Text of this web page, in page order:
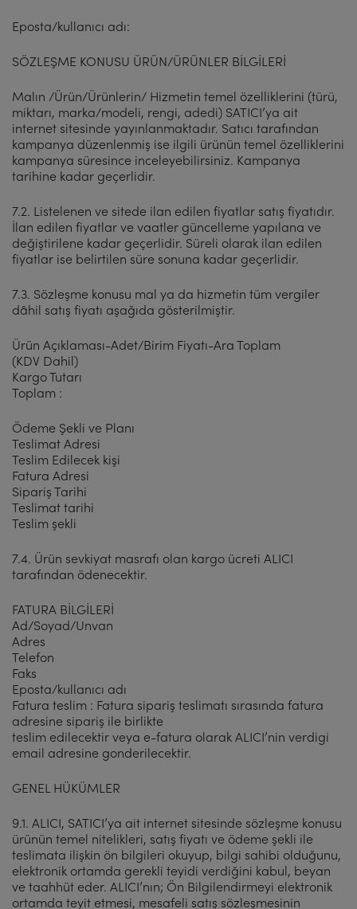
Eposta/kullanıcı adı:
SÖZLEŞME KONUSU ÜRÜN/ÜRÜNLER BİLGİLERİ
Malın /Ürün/Ürünlerin/ Hizmetin temel özelliklerini (türü,
miktarı, marka/modeli, rengi, adedi) SATICI’ya ait
internet sitesinde yayınlanmaktadır. Satıcı tarafından
kampanya düzenlenmiş ise ilgili ürünün temel özelliklerini
kampanya süresince inceleyebilirsiniz. Kampanya
tarihine kadar geçerlidir.
7.2. Listelenen ve sitede ilan edilen fiyatlar satış fiyatıdır.
İlan edilen fiyatlar ve vaatler güncelleme yapılana ve
değiştirilene kadar geçerlidir. Süreli olarak ilan edilen
fiyatlar ise belirtilen süre sonuna kadar geçerlidir.
7.3. Sözleşme konusu mal ya da hizmetin tüm vergiler
dâhil satış fiyatı aşağıda gösterilmiştir.
Ürün Açıklaması-Adet/Birim Fiyatı-Ara Toplam
(KDV Dahil)
Kargo Tutarı
Toplam :
Ödeme Şekli ve Planı
Teslimat Adresi
Teslim Edilecek kişi
Fatura Adresi
Sipariş Tarihi
Teslimat tarihi
Teslim şekli
7.4. Ürün sevkiyat masrafı olan kargo ücreti ALICI
tarafından ödenecektir.
FATURA BİLGİLERİ
Ad/Soyad/Unvan
Adres
Telefon
Faks
Eposta/kullanıcı adı
Fatura teslim : Fatura sipariş teslimatı sırasında fatura
adresine sipariş ile birlikte
teslim edilecektir veya e-fatura olarak ALICI’nin verdigi
email adresine gonderilecektir.
GENEL HÜKÜMLER
9.1. ALICI, SATICI’ya ait internet sitesinde sözleşme konusu
ürünün temel nitelikleri, satış fiyatı ve ödeme şekli ile
teslimata ilişkin ön bilgileri okuyup, bilgi sahibi olduğunu,
elektronik ortamda gerekli teyidi verdiğini kabul, beyan
ve taahhüt eder. ALICI’nın; Ön Bilgilendirmeyi elektronik
ortamda teyit etmesi, mesafeli satış sözleşmesinin